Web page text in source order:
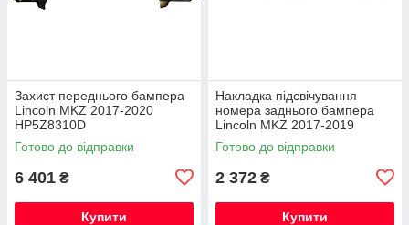
Захист переднього бампера
Lincoln MKZ 2017-2020
HP5Z8310D
Готово до відправки
6 401 ₴
Купити
Накладка підсвічування
номера заднього бампера
Lincoln MKZ 2017-2019
Готово до відправки
2 372 ₴
Купити